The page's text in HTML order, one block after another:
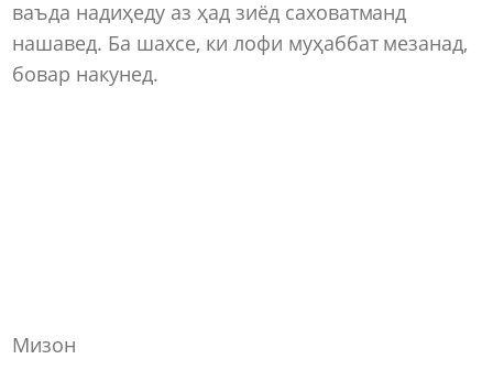
ваъда надиҳеду аз ҳад зиёд саховатманд
нашавед. Ба шахсе, ки лофи муҳаббат мезанад,
бовар накунед.
Мизон